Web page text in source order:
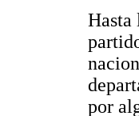
Hasta
por